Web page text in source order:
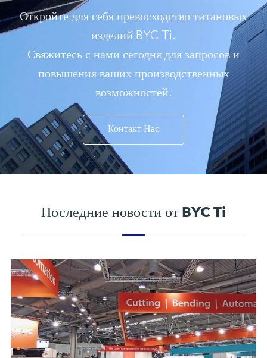
Откройте для себя превосходство титановых
изделий BYC Ti.
Свяжитесь с нами сегодня для запросов и
повышения ваших производственных
возможностей.
Контакт Нас
Последние новости от BYC Ti